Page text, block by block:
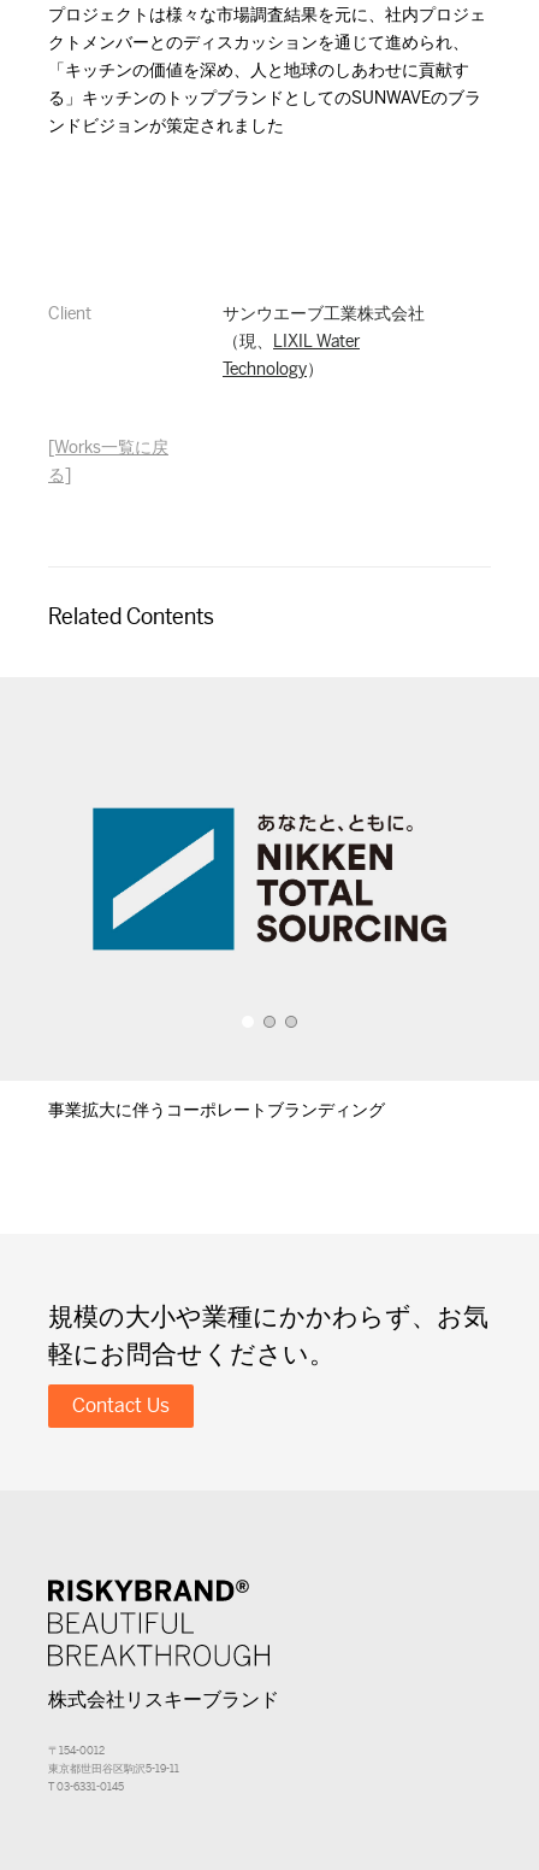
プロジェクトは様々な市場調査結果を元に、社内プロジェ
クトメンバーとのディスカッションを通じて進められ、
「キッチンの価値を深め、人と地球のしあわせに貢献す
る」キッチンのトップブランドとしてのSUNWAVEのブラ
ンドビジョンが策定されました
Client
サンウエーブ工業株式会社
（現、
LIXIL Water
Technology）
[Works一覧に戻
る]
Related Contents
事業拡大に伴うコーポレートブランディング
規模の大小や業種にかかわらず、お気
軽にお問合せください。
Contact Us
株式会社リスキーブランド
〒154-0012
東京都世田谷区駒沢5-19-11
T 03-6331-0145